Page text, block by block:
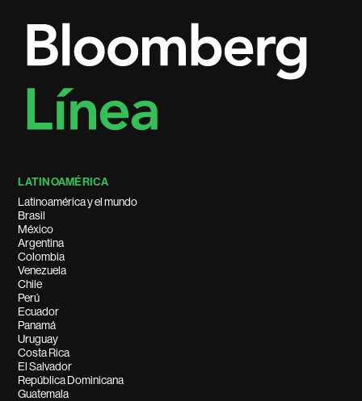
LATINOAMÉRICA
Latinoamérica y el mundo
Brasil
México
Argentina
Colombia
Venezuela
Chile
Perú
Ecuador
Panamá
Uruguay
Costa Rica
El Salvador
República Dominicana
Guatemala